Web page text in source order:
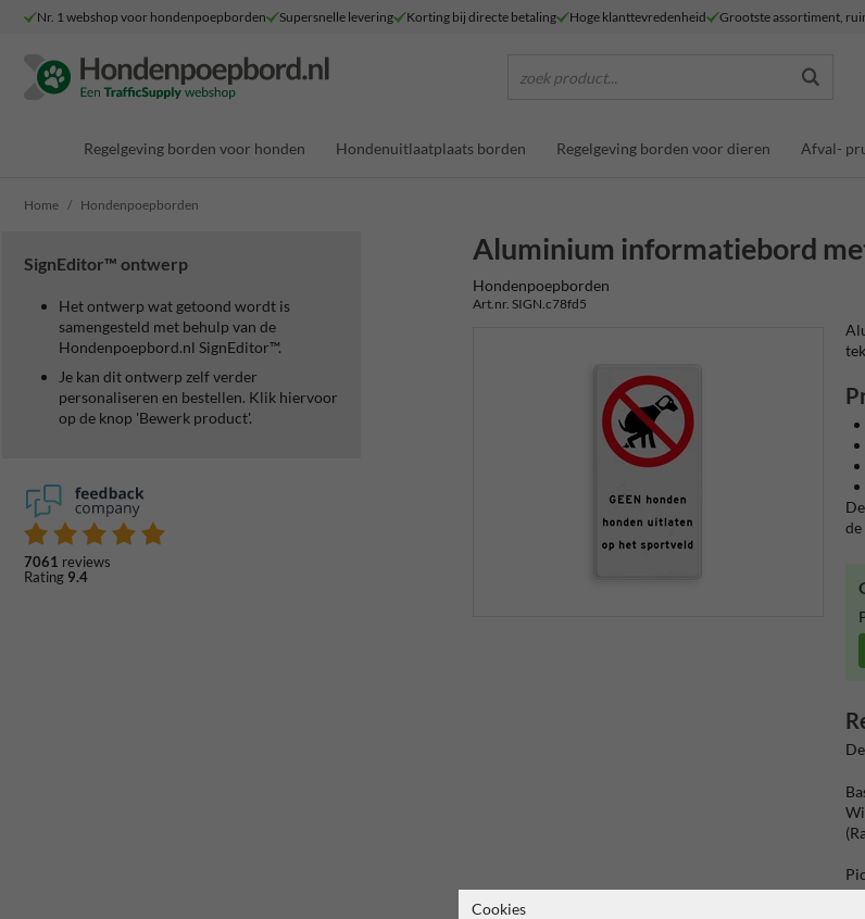
Nr. 1 webshop voor hondenpoepborden Supersnelle levering Korting bij directe betaling Hoge klanttevredenheid Grootste assortiment,
zoek product...
Regelgeving borden voor honden Hondenuitlaatplaats borden Regelgeving borden voor dieren Afval-
Home Hondenpoepborden
SignEditor™ ontwerp
Het ontwerp wat getoond wordt is
samengesteld met behulp van de
Hondenpoepbord.nl SignEditor™.
Je kan dit ontwerp zelf verder
personaliseren en bestellen. Klik hiervoor
op de knop 'Bewerk product'.
7061 reviews
Rating 9.4
Aluminium informatiebord
Hondenpoepborden
Art.nr. SIGN.c78fd5
Cookies